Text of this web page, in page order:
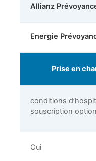
Allianz
Energie
Prise en
conditions
souscription
Oui